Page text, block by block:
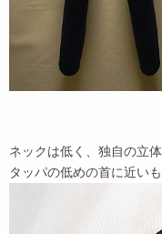
ネックは低く、独自の立体
タッパの低めの首に近いも